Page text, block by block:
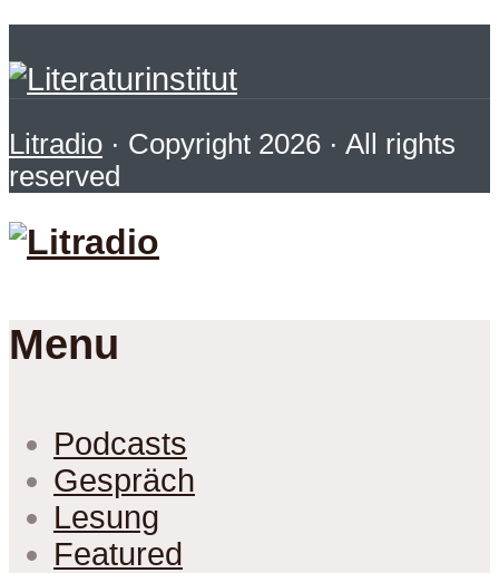
Litradio · Copyright 2026 · All rights
reserved
Menu
Podcasts
Gespräch
Lesung
Featured